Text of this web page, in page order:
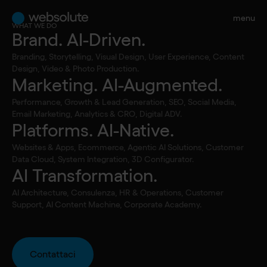
menu
WHAT WE DO
Brand. AI-Driven.
Branding, Storytelling, Visual Design, User Experience, Content
Design, Video & Photo Production.
Marketing. AI-Augmented.
Performance, Growth & Lead Generation, SEO, Social Media,
Email Marketing, Analytics & CRO, Digital ADV.
Platforms. AI-Native.
Websites & Apps, Ecommerce, Agentic AI Solutions, Customer
Data Cloud, System Integration, 3D Configurator.
AI Transformation.
AI Architecture, Consulenza, HR & Operations, Customer
Support, AI Content Machine, Corporate Academy.
Contattaci
Marketing. AI-Augmented. Articolo
Tutti gli articoli
L’algoritmo di
ricerca di Google:
dalle keywords
all’AI Mode